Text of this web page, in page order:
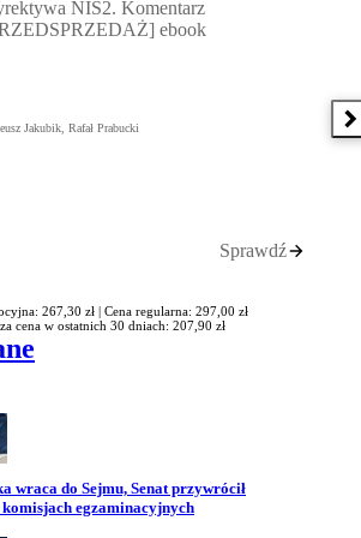
NIS2. Komentarz
ebook
Jakubik, Rafał Prabucki
Sprawdź
267,30 zł | Cena regularna: 297,00 zł
cena w ostatnich 30 dniach: 207,90 zł
wraca do Sejmu, Senat przywrócił
egzaminacyjnych